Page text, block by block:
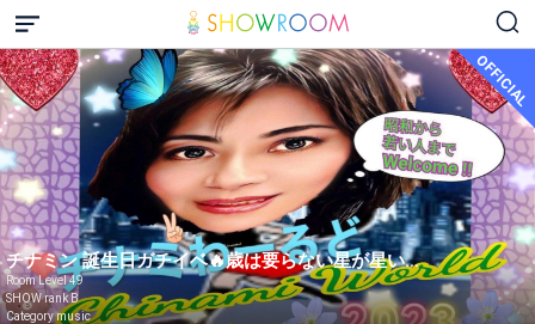
OFFICIAL
チナミン 誕生日ガチイベ🔥歳は要らない星が星い🌟💗🙇‍♀️
Room Level 49
SHOW rank B
Category music